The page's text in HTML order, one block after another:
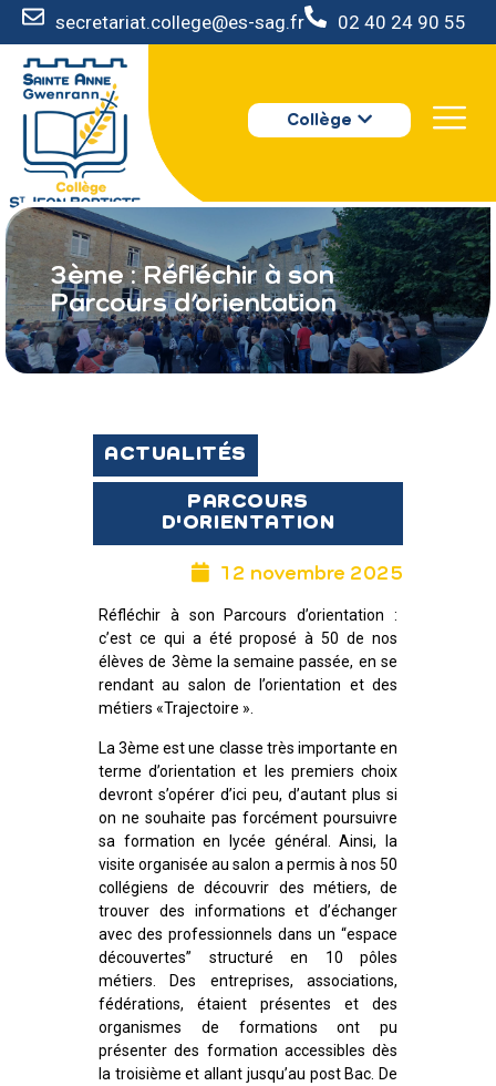
secretariat.college@es-sag.fr 02 40 24 90 55
Collège
3ème : Réfléchir à son
Parcours d’orientation
LE COLLÈGE
S’INSCRIRE
VIE AU COLLÈGE
VOTRE ESPACE
NOUS CONTACTER
ACTUALITÉS
PARCOURS
D'ORIENTATION
12 novembre 2025
Réfléchir à son Parcours d’orientation :
c’est ce qui a été proposé à 50 de nos
élèves de 3ème la semaine passée, en se
rendant au salon de l’orientation et des
métiers «Trajectoire ».
La 3ème est une classe très importante en
terme d’orientation et les premiers choix
devront s’opérer d’ici peu, d’autant plus si
on ne souhaite pas forcément poursuivre
sa formation en lycée général. Ainsi, la
visite organisée au salon a permis à nos 50
collégiens de découvrir des métiers, de
trouver des informations et d’échanger
avec des professionnels dans un “espace
découvertes” structuré en 10 pôles
métiers. Des entreprises, associations,
fédérations, étaient présentes et des
organismes de formations ont pu
présenter des formation accessibles dès
la troisième et allant jusqu’au post Bac. De